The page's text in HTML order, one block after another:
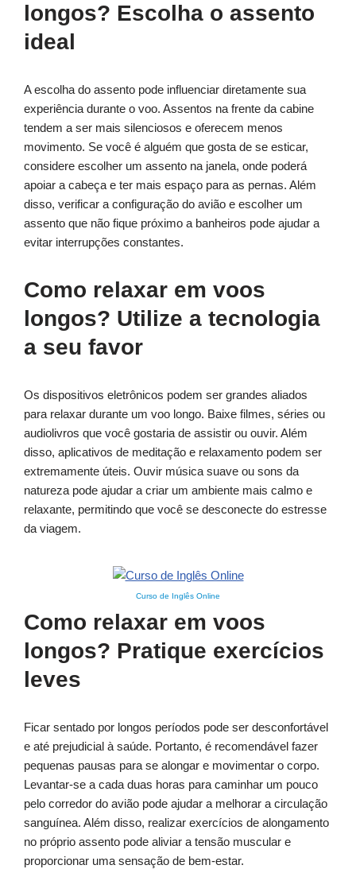
longos? Escolha o assento
ideal
A escolha do assento pode influenciar diretamente sua
experiência durante o voo. Assentos na frente da cabine
tendem a ser mais silenciosos e oferecem menos
movimento. Se você é alguém que gosta de se esticar,
considere escolher um assento na janela, onde poderá
apoiar a cabeça e ter mais espaço para as pernas. Além
disso, verificar a configuração do avião e escolher um
assento que não fique próximo a banheiros pode ajudar a
evitar interrupções constantes.
Como relaxar em voos
longos? Utilize a tecnologia
a seu favor
Os dispositivos eletrônicos podem ser grandes aliados
para relaxar durante um voo longo. Baixe filmes, séries ou
audiolivros que você gostaria de assistir ou ouvir. Além
disso, aplicativos de meditação e relaxamento podem ser
extremamente úteis. Ouvir música suave ou sons da
natureza pode ajudar a criar um ambiente mais calmo e
relaxante, permitindo que você se desconecte do estresse
da viagem.
Curso de Inglês Online
Como relaxar em voos
longos? Pratique exercícios
leves
Ficar sentado por longos períodos pode ser desconfortável
e até prejudicial à saúde. Portanto, é recomendável fazer
pequenas pausas para se alongar e movimentar o corpo.
Levantar-se a cada duas horas para caminhar um pouco
pelo corredor do avião pode ajudar a melhorar a circulação
sanguínea. Além disso, realizar exercícios de alongamento
no próprio assento pode aliviar a tensão muscular e
proporcionar uma sensação de bem-estar.